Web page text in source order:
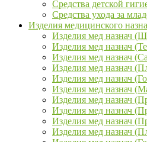
Средства детской
Средства ухода за
Изделия медицинского
Изделия мед назнач
Изделия мед назнач
Изделия мед назнач
Изделия мед назнач
Изделия мед назнач
Изделия мед назнач
Изделия мед назнач
Изделия мед назнач
Изделия мед назнач
Изделия мед назнач